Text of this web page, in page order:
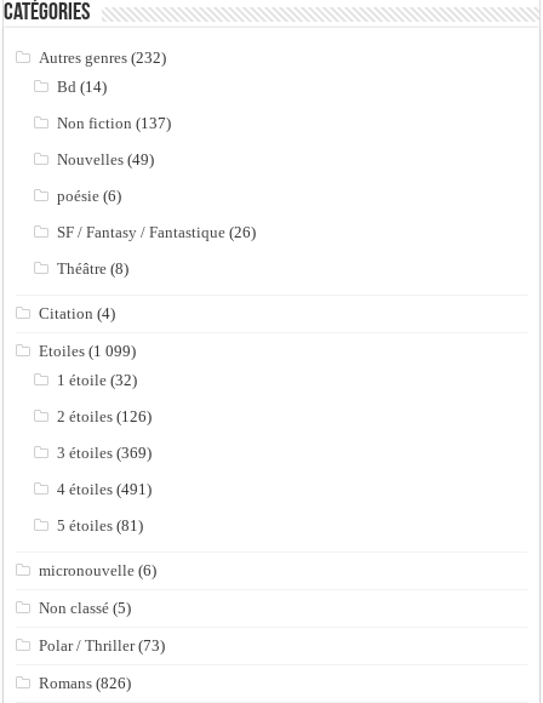
Catégories
Autres genres (232)
Bd (14)
Non fiction (137)
Nouvelles (49)
poésie (6)
SF / Fantasy / Fantastique (26)
Théâtre (8)
Citation (4)
Etoiles (1 099)
1 étoile (32)
2 étoiles (126)
3 étoiles (369)
4 étoiles (491)
5 étoiles (81)
micronouvelle (6)
Non classé (5)
Polar / Thriller(73)
Romans (826)